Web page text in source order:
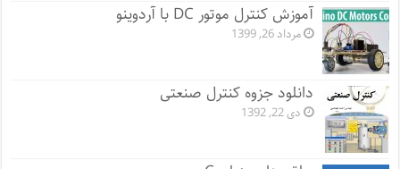
آموزش کنترل موتور DC با آردوینو
مرداد 26, 1399
دانلود جزوه کنترل صنعتی
دی 22, 1392